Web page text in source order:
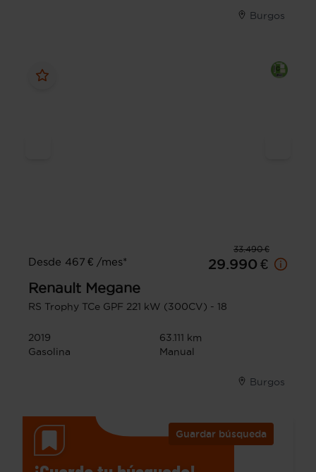
Burgos
33.490 €
Desde 467 € /mes*
29.990 €
Renault Megane
RS Trophy TCe GPF 221 kW (300CV) - 18
2019
63.111 km
Gasolina
Manual
Burgos
Guardar búsqueda